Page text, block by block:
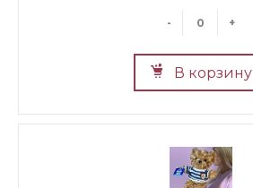
- +
В корзину